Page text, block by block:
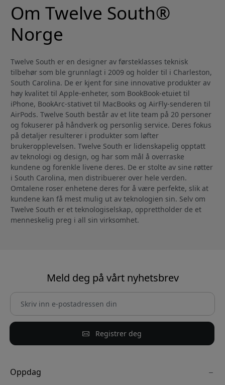
Om Twelve South®
Norge
Twelve South er en designer av førsteklasses teknisk
tilbehør som ble grunnlagt i 2009 og holder til i Charleston,
South Carolina. De er kjent for sine innovative produkter av
høy kvalitet til Apple-enheter, som BookBook-etuiet til
iPhone, BookArc-stativet til MacBooks og AirFly-senderen til
AirPods. Twelve South består av et lite team på 20 personer
og fokuserer på håndverk og personlig service. Deres fokus
på detaljer resulterer i produkter som løfter
brukeropplevelsen. Twelve South er lidenskapelig opptatt
av teknologi og design, og har som mål å overraske
kundene og forenkle livene deres. De er stolte av sine røtter
i South Carolina, men distribuerer over hele verden.
Omtalene roser enhetene deres for å være perfekte, slik at
kundene kan få mest mulig ut av teknologien sin. Selv om
Twelve South er et teknologiselskap, opprettholder de et
menneskelig preg i all sin virksomhet.
Meld deg på vårt nyhetsbrev
Registrer deg
Oppdag